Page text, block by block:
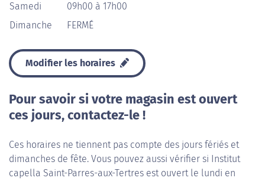
Samedi
09h00 à 17h00
Dimanche
FERMÉ
Modifier les horaires
Pour savoir si votre magasin est ouvert
ces jours, contactez-le !
Ces horaires ne tiennent pas compte des jours fériés et
dimanches de fête. Vous pouvez aussi vérifier si Institut
capella Saint-Parres-aux-Tertres est ouvert le lundi en